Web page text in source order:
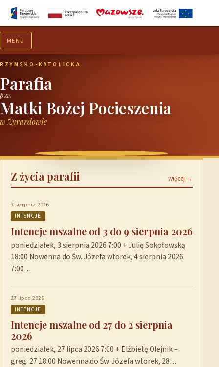
MENU
RZYMSKO-KATOLICKA
Parafia
p.w.
Matki Bożej Pocieszenia
w Żyrardowie
Z życia parafii więcej →
3 sierpnia 2026
INTENCJE
Intencje mszalne od 3 do 9 sierpnia 2026
poniedziałek, 3 sierpnia 2026 7:00 + Julię Sokołowską
18:00 Nowenna do Św. Józefa wtorek, 4 sierpnia 2026
7:00…
27 lipca 2026
INTENCJE
Intencje mszalne od 27 do 2 sierpnia
2026
poniedziałek, 27 lipca 2026 7:00 + Elżbietę Olejnik –
greg. 27 18:00 Nowenna do Św. Józefa wtorek, 28…